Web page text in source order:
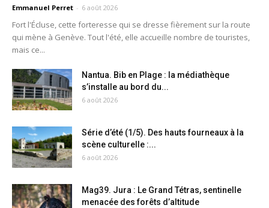
Emmanuel Perret - 6 août 2026
Fort l'Écluse, cette forteresse qui se dresse fièrement sur la route
qui mène à Genève. Tout l'été, elle accueille nombre de touristes,
mais ce...
Nantua. Bib en Plage : la médiathèque
s’installe au bord du...
6 août 2026
Série d’été (1/5). Des hauts fourneaux à la
scène culturelle :...
6 août 2026
Mag39. Jura : Le Grand Tétras, sentinelle
menacée des forêts d’altitude